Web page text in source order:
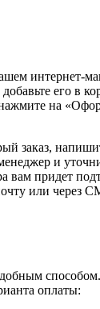
интернет-
его в
на
заказ,
и
вам придет
или через
оплаты: